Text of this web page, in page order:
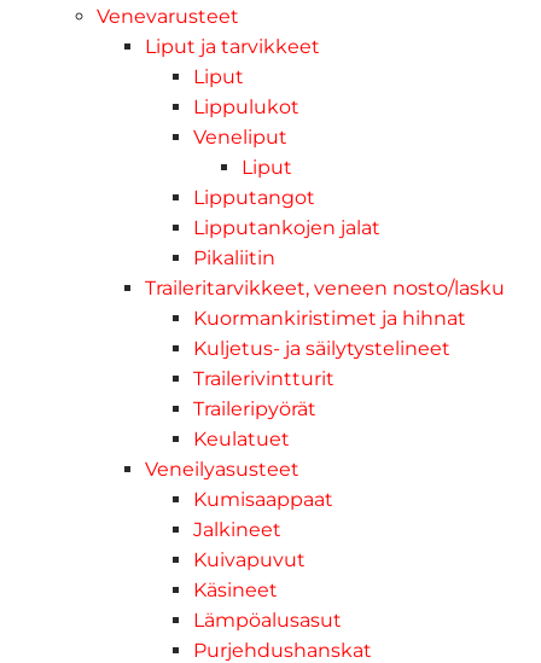
Venevarusteet
Liput ja tarvikkeet
Liput
Lippulukot
Veneliput
Liput
Lipputangot
Lipputankojen jalat
Pikaliitin
Traileritarvikkeet, veneen nosto/lasku
Kuormankiristimet ja hihnat
Kuljetus- ja säilytystelineet
Trailerivintturit
Traileripyörät
Keulatuet
Veneilyasusteet
Kumisaappaat
Jalkineet
Kuivapuvut
Käsineet
Lämpöalusasut
Purjehdushanskat